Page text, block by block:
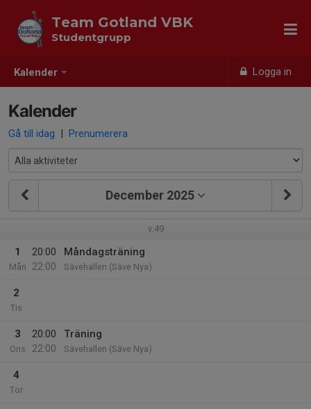
Kalender Logga in
Team Gotland VBK
Studentgrupp
Kalender
Gå till idag | Prenumerera
December 2025
v.49
1
Mån
20:00
22:00
Måndagsträning
Sävehallen (Säve Nya)
2
Tis
3
Ons
20:00
22:00
Träning
Sävehallen (Säve Nya)
4
Tor